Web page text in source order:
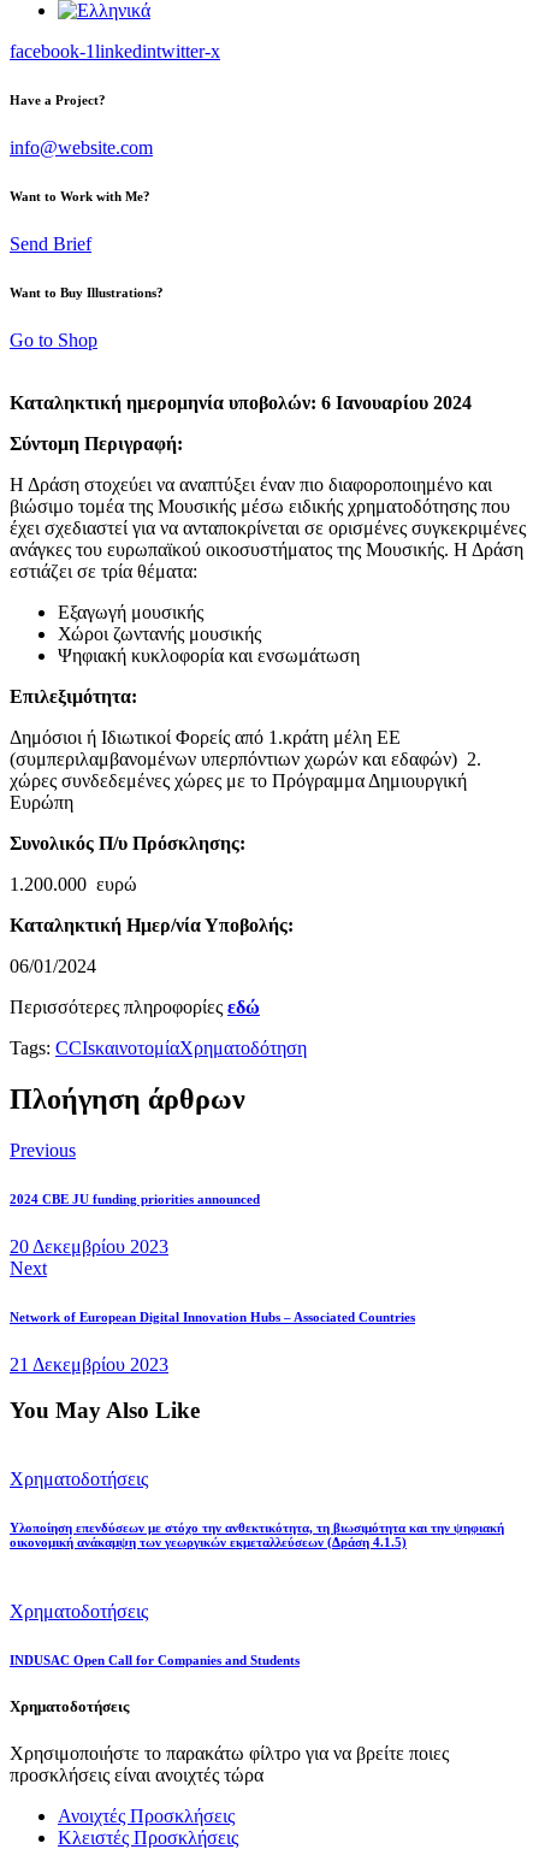
facebook-1linkedintwitter-x
Have a Project?
info@website.com
Want to Work with Me?
Send Brief
Want to Buy Illustrations?
Go to Shop
Καταληκτική ημερομηνία υποβολών: 6 Ιανουαρίου 2024
Σύντομη Περιγραφή:
Η Δράση στοχεύει να αναπτύξει έναν πιο διαφοροποιημένο και
βιώσιμο τομέα της Μουσικής μέσω ειδικής χρηματοδότησης που
έχει σχεδιαστεί για να ανταποκρίνεται σε ορισμένες συγκεκριμένες
ανάγκες του ευρωπαϊκού οικοσυστήματος της Μουσικής. Η Δράση
εστιάζει σε τρία θέματα:
Εξαγωγή μουσικής
Χώροι ζωντανής μουσικής
Ψηφιακή κυκλοφορία και ενσωμάτωση
Επιλεξιμότητα:
Δημόσιοι ή Ιδιωτικοί Φορείς από 1.κράτη μέλη ΕΕ
(συμπεριλαμβανομένων υπερπόντιων χωρών και εδαφών) 2.
χώρες συνδεδεμένες χώρες με το Πρόγραμμα Δημιουργική
Ευρώπη
Συνολικός Π/υ Πρόσκλησης:
1.200.000 ευρώ
Καταληκτική Ημερ/νία Υποβολής:
06/01/2024
Περισσότερες πληροφορίες εδώ
Tags: CCIsκαινοτομίαΧρηματοδότηση
Πλοήγηση άρθρων
Previous
2024 CBE JU funding priorities announced
20 Δεκεμβρίου 2023
Next
Network of European Digital Innovation Hubs – Associated Countries
21 Δεκεμβρίου 2023
You May Also Like
Χρηματοδοτήσεις
Υλοποίηση επενδύσεων με στόχο την ανθεκτικότητα, τη βιωσιμότητα και την ψηφιακή
οικονομική ανάκαμψη των γεωργικών εκμεταλλεύσεων (Δράση 4.1.5)
Χρηματοδοτήσεις
INDUSAC Open Call for Companies and Students
Χρηματοδοτήσεις
Χρησιμοποιήστε το παρακάτω φίλτρο για να βρείτε ποιες
προσκλήσεις είναι ανοιχτές τώρα
Ανοιχτές Προσκλήσεις
Κλειστές Προσκλήσεις